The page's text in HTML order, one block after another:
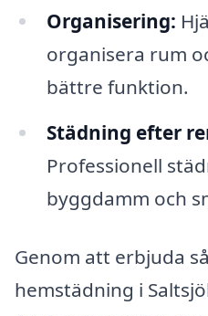
Organisering:
organisera rum
bättre funktion.
Städning efter
Professionell
byggdamm och
Genom att erbjuda
hemstädning i